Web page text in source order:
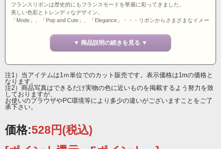
フランスリボンは歴史的にもフランスモードを華麗に彩ってきました。
美しい色彩とトレンディなデザイン。
「Mode」、「Pop and Cute」、「Elegance」・・・リボンからさまざまなイメー
フランスから届いた秋冬シーズンのワイヤーコレクションをお届けします。
ワンランク上の上質なクリスマスシーンに欠かせない人気アイテム、ウィンター
上質な素材感から高級感もあり、大人のフレンチスタイルが表現できます。
クリスマスリースやツリーの装飾には大変おすすめ！
フラワーアレンジメントやインテリア、手芸等、幅広いジャンルのクリエーター
の皆様もぜひお試しください！
38ミリ幅 ワイヤーリボン フランス製
▼ 商品説明の続きを見る ▼
注1）当アイテムは1ｍ単位でのカット販売です。表示価格は1mの価格と
なります。
注2）商品写真はできるだけ実物の色に近いものを掲載するよう努力を致
しておりますが、
お使いのプラウザやPC環境等により多少の違いがございますことをご了
承下さい。
価格:528円(税込)